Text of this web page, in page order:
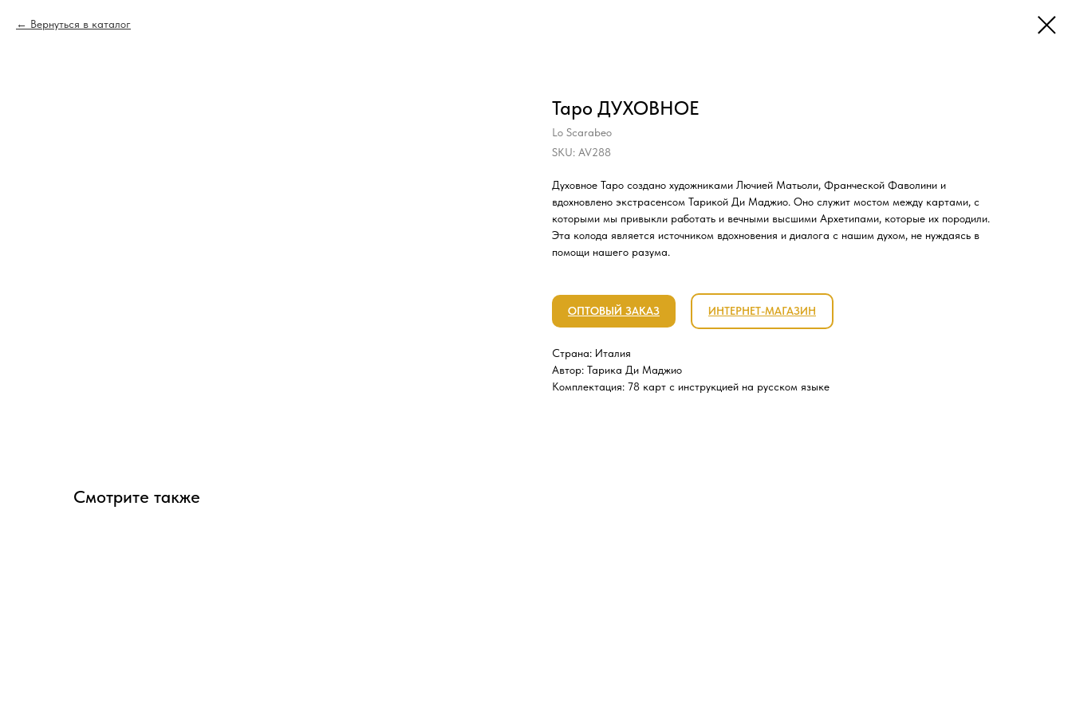
Вернуться в каталог
Таро ДУХОВНОЕ
Lo Scarabeo
SKU: AV288
Духовное Таро создано художниками Лючией Матьоли, Франческой Фаволини и
вдохновлено экстрасенсом Тарикой Ди Маджио. Оно служит мостом между картами, с
которыми мы привыкли работать и вечными высшими Архетипами, которые их породили.
Эта колода является источником вдохновения и диалога с нашим духом, не нуждаясь в
помощи нашего разума.
ОПТОВЫЙ ЗАКАЗ ИНТЕРНЕТ-МАГАЗИН
Страна: Италия
Автор: Тарика Ди Маджио
Комплектация: 78 карт с инструкцией на русском языке
Смотрите также